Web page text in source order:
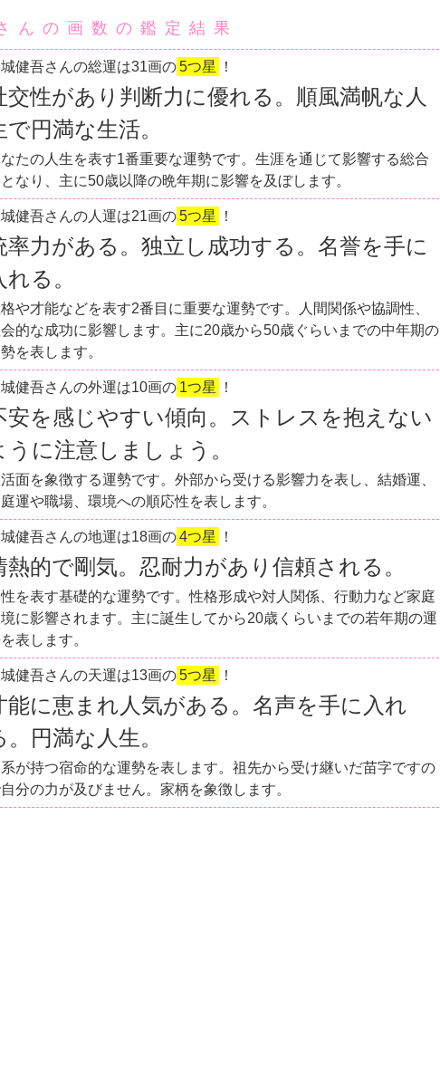
んの画数の鑑定結果
健吾さんの総運は31画の5つ星 ！
交性があり判断力に優れる。順風満帆な人
で円満な生活。
たの人生を表す1番重要な運勢です。生涯を通じて影響する総合
なり、主に50歳以降の晩年期に影響を及ぼします。
健吾さんの人運は21画の5つ星 ！
率力がある。独立し成功する。名誉を手に
れる。
や才能などを表す2番目に重要な運勢です。人間関係や協調性、
的な成功に影響します。主に20歳から50歳ぐらいまでの中年期の
を表します。
健吾さんの外運は10画の 1つ星 ！
安を感じやすい傾向。ストレスを抱えない
うに注意しましょう。
面を象徴する運勢です。外部から受ける影響力を表し、結婚運、
運や職場、環境への順応性を表します。
健吾さんの地運は18画の4つ星 ！
熱的で剛気。忍耐力があり信頼される。
を表す基礎的な運勢です。性格形成や対人関係、行動力など家庭
に影響されます。主に誕生してから20歳くらいまでの若年期の運
表します。
健吾さんの天運は13画の5つ星 ！
能に恵まれ人気がある。名声を手に入れ
。円満な人生。
が持つ宿命的な運勢を表します。祖先から受け継いだ苗字ですの
分の力が及びません。家柄を象徴します。